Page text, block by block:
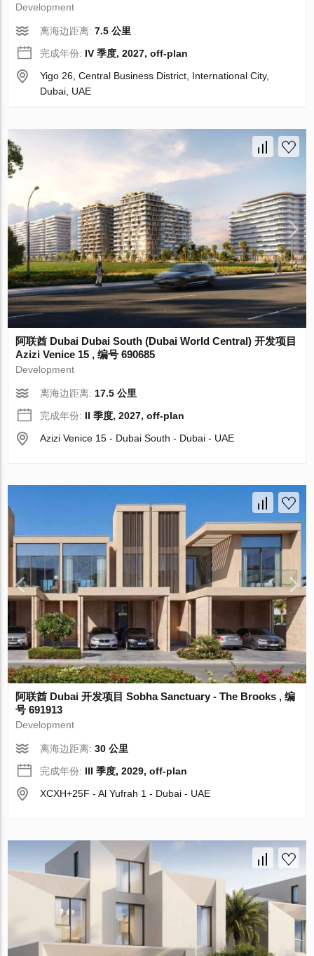
Development
离海边距离:7.5 公里
完成年份: IV 季度, 2027, off-plan
Yigo 26, Central Business District, International City,
Dubai, UAE
阿联酋 Dubai Dubai South (Dubai World Central) 开发项目
Azizi Venice 15 , 编号 690685
Development
离海边距离: 17.5 公里
完成年份: II 季度, 2027, off-plan
Azizi Venice 15 - Dubai South - Dubai - UAE
阿联酋 Dubai 开发项目 Sobha Sanctuary - The Brooks , 编
号 691913
Development
离海边距离:30 公里
完成年份: III 季度, 2029, off-plan
XCXH+25F - Al Yufrah 1 - Dubai - UAE